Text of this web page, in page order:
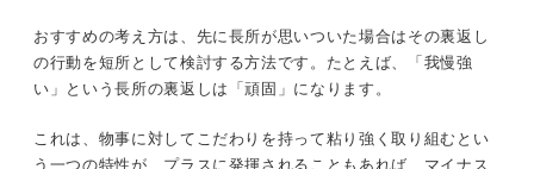
おすすめの考え方は、先に長所が思いついた場合はその裏返し
の行動を短所として検討する方法です。たとえば、「我慢強
い」という長所の裏返しは「頑固」になります。
これは、物事に対してこだわりを持って粘り強く取り組むとい
う一つの特性が、プラスに発揮されることもあれば、マイナス